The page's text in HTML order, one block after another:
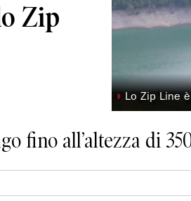
Zip
◗ Lo Zip Line
fino all’altezza di